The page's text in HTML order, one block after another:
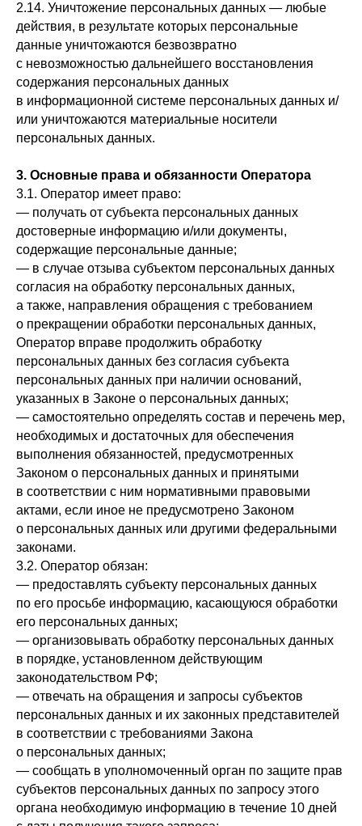
2.14. Уничтожение персональных данных — любые
действия, в результате которых персональные
данные уничтожаются безвозвратно
с невозможностью дальнейшего восстановления
содержания персональных данных
в информационной системе персональных данных и/
или уничтожаются материальные носители
персональных данных.
3. Основные права и обязанности Оператора
3.1. Оператор имеет право:
— получать от субъекта персональных данных
достоверные информацию и/или документы,
содержащие персональные данные;
— в случае отзыва субъектом персональных данных
согласия на обработку персональных данных,
а также, направления обращения с требованием
о прекращении обработки персональных данных,
Оператор вправе продолжить обработку
персональных данных без согласия субъекта
персональных данных при наличии оснований,
указанных в Законе о персональных данных;
— самостоятельно определять состав и перечень мер,
необходимых и достаточных для обеспечения
выполнения обязанностей, предусмотренных
Законом о персональных данных и принятыми
в соответствии с ним нормативными правовыми
актами, если иное не предусмотрено Законом
о персональных данных или другими федеральными
законами.
3.2. Оператор обязан:
— предоставлять субъекту персональных данных
по его просьбе информацию, касающуюся обработки
его персональных данных;
— организовывать обработку персональных данных
в порядке, установленном действующим
законодательством РФ;
— отвечать на обращения и запросы субъектов
персональных данных и их законных представителей
в соответствии с требованиями Закона
о персональных данных;
— сообщать в уполномоченный орган по защите прав
субъектов персональных данных по запросу этого
органа необходимую информацию в течение 10 дней